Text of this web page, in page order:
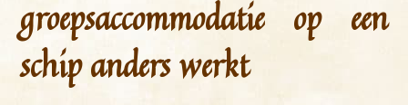
groepsaccommodatie op een
schip anders werkt